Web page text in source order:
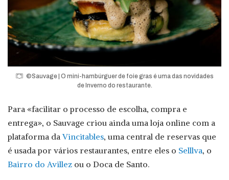
©Sauvage | O mini-hambúrguer de foie gras é uma das novidades
de Inverno do restaurante.
Para «facilitar o processo de escolha, compra e
entrega», o Sauvage criou ainda uma loja online com a
plataforma daVincitables, uma central de reservas que
é usada por vários restaurantes, entre eles o Selllva, o
Bairro do Avillez ou o Doca de Santo.